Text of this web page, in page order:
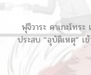
ฟุจิวาระ คาเกะโทร
ประสบ “อุบัติเหตุ” เ